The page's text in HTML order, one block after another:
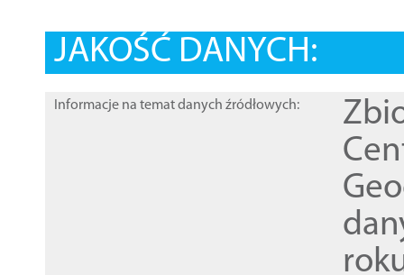
JAKOŚĆ DANYCH:
Informacje na temat danych źródłowych: